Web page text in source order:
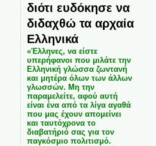
διότι ευδόκησε να
διδαχθώ τα αρχαία
Ελληνικά
«Έλληνες, να είστε
υπερήφανοι που μιλάτε την
Ελληνική γλώσσα ζωντανή
και μητέρα όλων των άλλων
γλωσσών. Μη την
παραμελείτε, αφού αυτή
είναι ένα από τα λίγα αγαθά
που μας έχουν απομείνει
και ταυτόχρονα το
διαβατήριό σας για τον
παγκόσμιο πολιτισμό.